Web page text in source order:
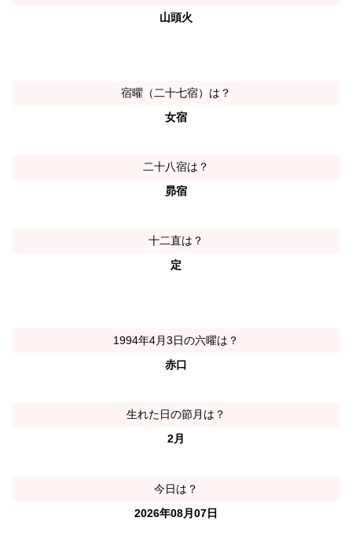
山頭火
宿曜（二十七宿）は？
女宿
二十八宿は？
昴宿
十二直は？
定
1994年4月3日の六曜は？
赤口
生れた日の節月は？
2月
今日は？
2026年08月07日